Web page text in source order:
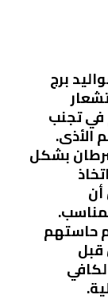
برج
في تجنب
الأذى.
بشكل
حاستهم
قبل